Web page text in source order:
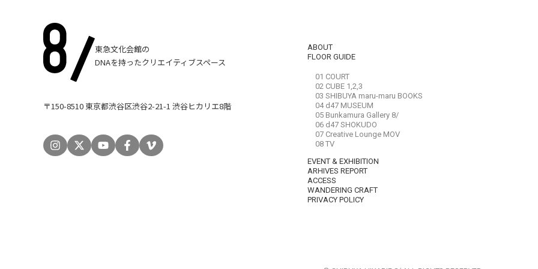
東急文化会館の
DNAを持ったクリエイティブスペース
〒150-8510 東京都渋谷区渋谷2-21-1 渋谷ヒカリエ8階
ABOUT
FLOOR GUIDE
01 COURT
02 CUBE 1,2,3
03 SHIBUYA maru-maru BOOKS
04 d47 MUSEUM
05 Bunkamura Gallery 8/
06 d47 SHOKUDO
07 Creative Lounge MOV
08 TV
EVENT & EXHIBITION
ARHIVES REPORT
ACCESS
WANDERING CRAFT
PRIVACY POLICY